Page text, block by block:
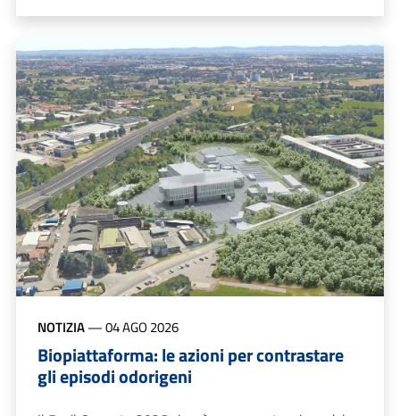
NOTIZIA—04 AGO 2026
Biopiattaforma: le azioni per contrastare
gli episodi odorigeni